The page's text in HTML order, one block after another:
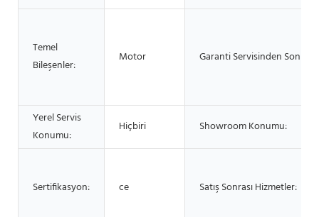
Temel
Bileşenler:
Motor Garanti Servisinden Sonra:
Yerel Servis
Konumu:
Hiçbiri Showroom Konumu:
Sertifikasyon: ce Satış Sonrası Hizmetler: